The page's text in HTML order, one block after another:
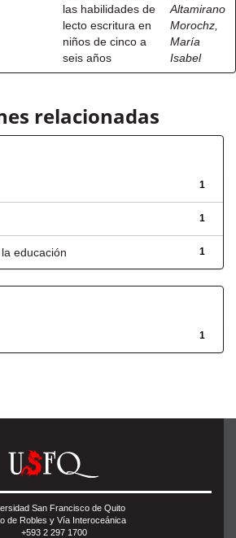
las habilidades de
lecto escritura en
niños de cinco a
seis años
Altamirano
Morochz,
María
Isabel
relacionadas
1
1
1
educación
1
San Francisco de Quito
de Robles y Vía Interoceánica
+593 2 297 1700